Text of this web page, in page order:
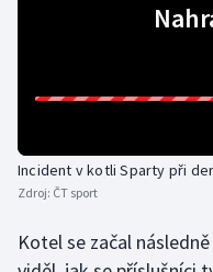
Plážový volejbal
Incident v kotli Sparty při
Zdroj: ČT sport
Kotel se začal